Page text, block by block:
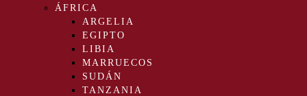
ÁFRICA
ARGELIA
EGIPTO
LIBIA
MARRUECOS
SUDÁN
TANZANIA